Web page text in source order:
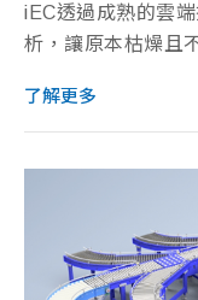
iEC透過成熟的雲
析，讓原本枯燥且
了解更多